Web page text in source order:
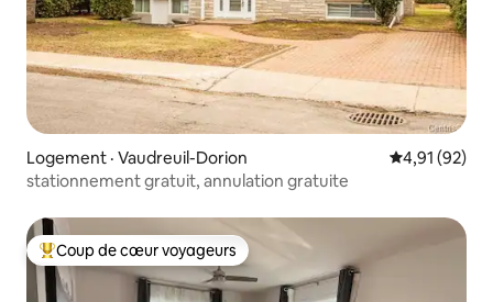
Logement · Vaudreuil-Dorion Note
4,91 (92)
stationnement gratuit, annulation gratuite
Coup de cœur voyageurs parmi les plus aimés
Coup de cœur voyageurs